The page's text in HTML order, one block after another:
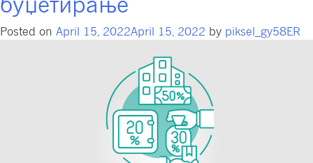
Posted on April 15, 2022April 15, 2022 by piksel_gy58ER